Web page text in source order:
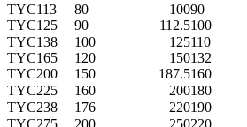
TYC113
80 10090
TYC125
90 112.5100
TYC138
100 125110
TYC165
120 150132
TYC200
150 187.5160
TYC225
160 200180
TYC238
176 220190
TYC275
200 250220